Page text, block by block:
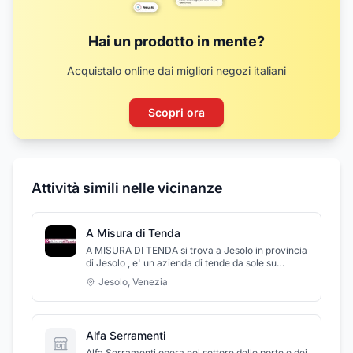
Hai un prodotto in mente?
Acquistalo online dai migliori negozi italiani
Scopri ora
Attività simili nelle vicinanze
A Misura di Tenda
A MISURA DI TENDA si trova a Jesolo in provincia
di Jesolo , e' un azienda di tende da sole su
misura, tappeti , tende a bracci estensibili ,
pergole , tende da giardino , motorizzate ,
zanzariere e tanto altro ancora . Ti aspettiamo in
negozio per proporti tante soluzioni per te ci
Jesolo, Venezia
Alfa Serramenti